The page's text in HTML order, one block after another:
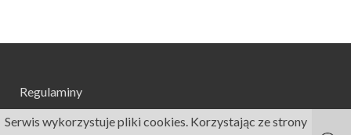
Regulaminy
Serwis wykorzystuje pliki cookies. Korzystając ze strony